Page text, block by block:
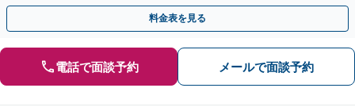
決へと進めます。
料金表を見る
電話で面談予約 メールで面談予約